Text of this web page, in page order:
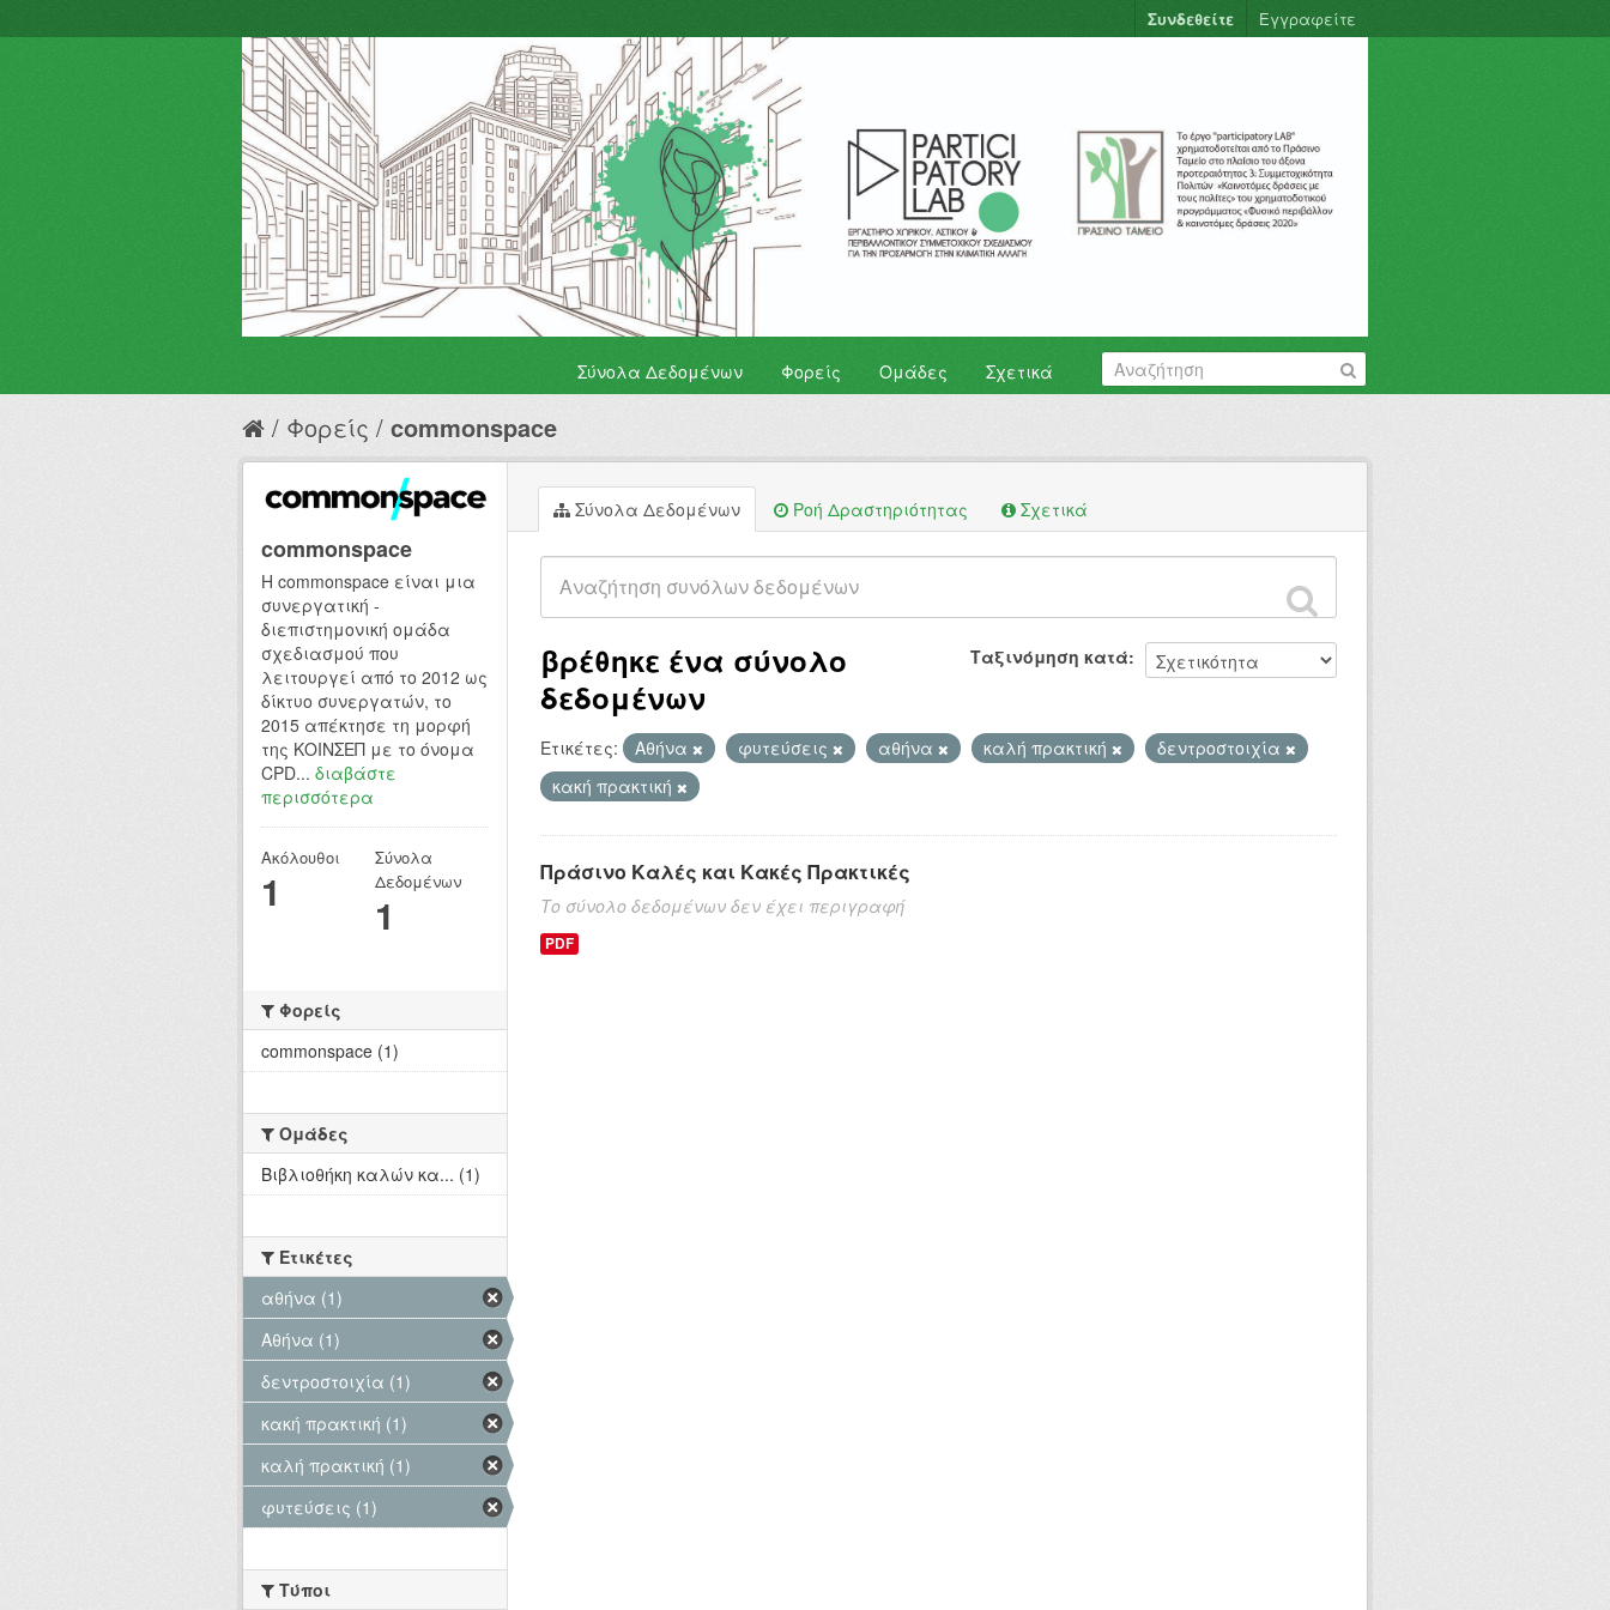
Συνδεθείτε Εγγραφείτε
Σύνολα Δεδομένων Φορείς Ομάδες Σχετικά
Φορείς commonspace
Σύνολα Δεδομένων Ροή Δραστηριότητας Σχετικά
Ταξινόμηση κατά
βρέθηκε ένα σύνολο
δεδομένων
Ετικέτες: Αθήνα φυτεύσεις αθήνα καλή πρακτική
δεντροστοιχία
κακή πρακτική
Πράσινο Καλές και Κακές Πρακτικές
Το σύνολο δεδομένων δεν έχει περιγραφή
PDF
commonspace
H commonspace είναι μια
συνεργατική -
διεπιστημονική ομάδα
σχεδιασμού που
λειτουργεί από το 2012 ως
δίκτυο συνεργατών, το
2015 απέκτησε τη μορφή
της ΚΟΙΝΣΕΠ με το όνομα
CPD... διαβάστε
περισσότερα
Ακόλουθοι
1
Σύνολα
Δεδομένων
1
Φορείς
commonspace (1)
Ομάδες
Βιβλιοθήκη καλών κα... (1)
Ετικέτες
αθήνα (1)
Αθήνα (1)
δεντροστοιχία (1)
κακή πρακτική (1)
καλή πρακτική (1)
φυτεύσεις (1)
Τύποι